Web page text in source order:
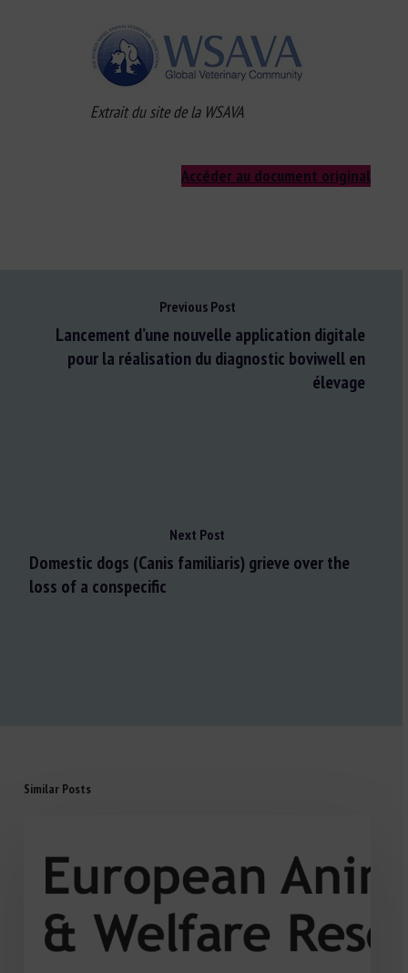
Extrait du site de la WSAVA
Accéder au document original
Previous Post
Lancement d’une nouvelle application digitale
pour la réalisation du diagnostic boviwell en
élevage
Next Post
Domestic dogs (Canis familiaris) grieve over the
loss of a conspecific
Similar Posts